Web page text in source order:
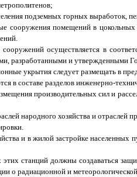
подземных горных выработок,
сооружения помещений в
осуществляется в
разработанными и утвержденными
укрытия следует размещать в
в составе разделов инженерно-
производительных сил и
народного хозяйства и отраслей
и в жилой застройке
станций должны создаваться
о радиационной и